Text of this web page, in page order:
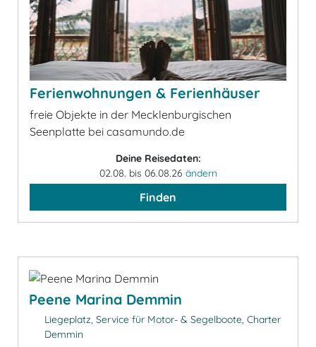
Ferienwohnungen & Ferienhäuser
freie Objekte in der Mecklenburgischen
Seenplatte bei casamundo.de
Deine Reisedaten:
02.08. bis 06.08.26 ändern
Finden
Peene Marina Demmin
Liegeplatz, Service für Motor- & Segelboote, Charter
Demmin